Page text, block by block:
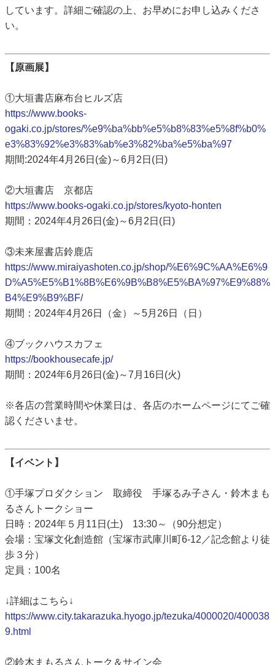
しています。詳細ご確認の上、お早めにお申し込みくださ
い。
【原画展】
①大垣書店麻布台ヒルズ店
https://www.books-
ogaki.co.jp/stores/%e9%ba%bb%e5%b8%83%e5%8f%b0%
e3%83%92%e3%83%ab%e3%82%ba%e5%ba%97
期間:2024年4月26日(金)～6月2日(日)
②大垣書店 京都店
https://www.books-ogaki.co.jp/stores/kyoto-honten
期間：2024年4月26日(金)～6月2日(日)
③未来屋書店鈴鹿店
https://www.miraiyashoten.co.jp/shop/%E6%9C%AA%E6%9
D%A5%E5%B1%8B%E6%9B%B8%E5%BA%97%E9%88%
B4%E9%B9%BF/
期間：2024年4月26日（金）～5月26日（日）
④ブックハウスカフェ
https://bookhousecafe.jp/
期間：2024年6月26日(金)～7月16日(火)
※各店の営業時間や休業日は、各店のホームページにてご確
認くださいませ。
【イベント】
①手塚プロダクション 取締役 手塚るみ子さん・鈴木まも
るさんトークショー
日時：2024年５月11日(土) 13:30～（90分想定）
会場：宝塚文化創造館（宝塚市武庫川町6-12／記念館より徒
歩３分）
定員：100名
↓詳細はこちら↓
https://www.city.takarazuka.hyogo.jp/tezuka/4000020/400038
9.html
②鈴木まもるさんトーク＆サイン会